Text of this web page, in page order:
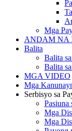
Mga
ANDAM NA
Balita
Balita
Balita
MGA VIDEO
Mga
Serbisyo sa
Pasiuna
Mga
Mga